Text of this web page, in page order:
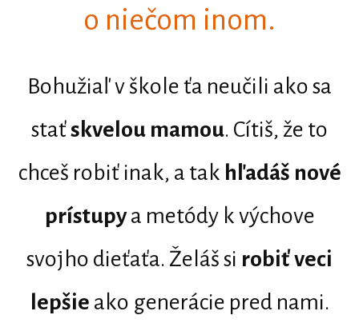
o niečom inom.
Bohužiaľ v škole ťa neučili ako sa
staťskvelou mamou. Cítiš, že to
chceš robiť inak, a tak hľadáš nové
prístupya metódy k výchove
svojho dieťaťa. Želáš si robiť veci
lepšie ako generácie pred nami.